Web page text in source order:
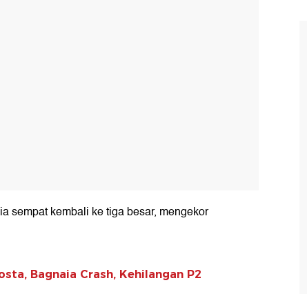
sempat kembali ke tiga besar, mengekor
Bagnaia Crash, Kehilangan P2